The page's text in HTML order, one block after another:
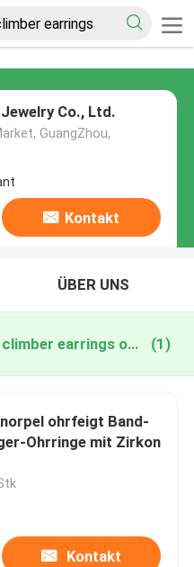
Co., Ltd.
GuangZhou,
Kontakt
ÜBER UNS
cubic zirconia cz hoop climber earrings online manufacture (1)
ohrfeigt Band-
Ohrringe mit Zirkon
Kontakt